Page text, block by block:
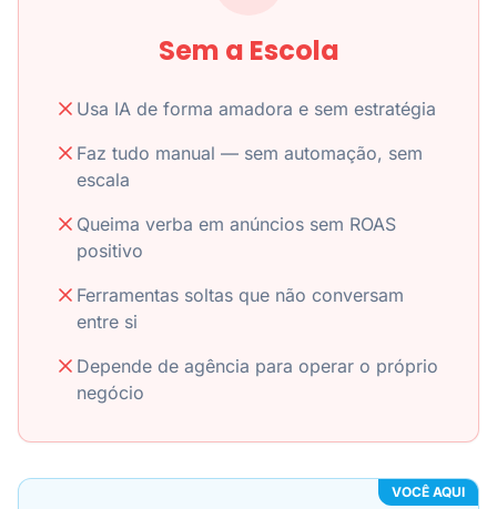
Sem a Escola
Usa IA de forma amadora e sem estratégia
Faz tudo manual — sem automação, sem
escala
Queima verba em anúncios sem ROAS
positivo
Ferramentas soltas que não conversam
entre si
Depende de agência para operar o próprio
negócio
VOCÊ AQUI